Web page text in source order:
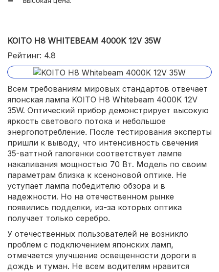
KOITO H8 WHITEBEAM 4000K 12V 35W
Рейтинг: 4.8
Всем требованиям мировых стандартов отвечает
японская лампа KOITO H8 Whitebeam 4000K 12V
35W. Оптический прибор демонстрирует высокую
яркость светового потока и небольшое
энергопотребление. После тестирования эксперты
пришли к выводу, что интенсивность свечения
35-ваттной галогенки соответствует лампе
накаливания мощностью 70 Вт. Модель по своим
параметрам близка к ксеноновой оптике. Не
уступает лампа победителю обзора и в
надежности. Но на отечественном рынке
появились подделки, из-за которых оптика
получает только серебро.
У отечественных пользователей не возникло
проблем с подключением японских ламп,
отмечается улучшение освещенности дороги в
дождь и туман. Не всем водителям нравится